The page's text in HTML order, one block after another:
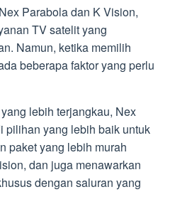
Parabola dan K Vision,
TV satelit yang
Namun, ketika memilih
beberapa faktor yang perlu
lebih terjangkau, Nex
pilihan yang lebih baik untuk
paket yang lebih murah
dan juga menawarkan
dengan saluran yang